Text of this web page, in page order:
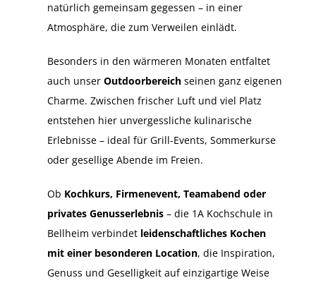
natürlich gemeinsam gegessen – in einer
Atmosphäre, die zum Verweilen einlädt.
Besonders in den wärmeren Monaten entfaltet
auch unserOutdoorbereich seinen ganz eigenen
Charme. Zwischen frischer Luft und viel Platz
entstehen hier unvergessliche kulinarische
Erlebnisse – ideal für Grill-Events, Sommerkurse
oder gesellige Abende im Freien.
Ob Kochkurs, Firmenevent, Teamabend oder
privates Genusserlebnis – die 1A Kochschule in
Bellheim verbindet leidenschaftliches Kochen
mit einer besonderen Location, die Inspiration,
Genuss und Geselligkeit auf einzigartige Weise